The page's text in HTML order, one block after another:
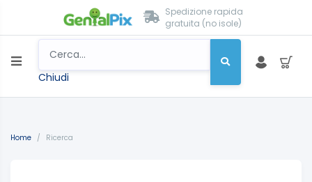
Spedizione rapida
gratuita (no isole)
Chiudi
Home / Ricerca